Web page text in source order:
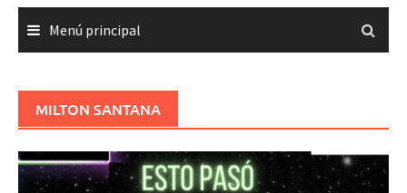
Menú principal
MILTON SANTANA